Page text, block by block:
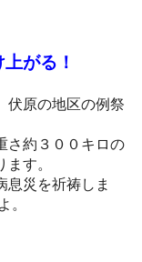
がる！
伏原の地区の例祭
さ約３００キロの
す。
息災を祈祷しま
。